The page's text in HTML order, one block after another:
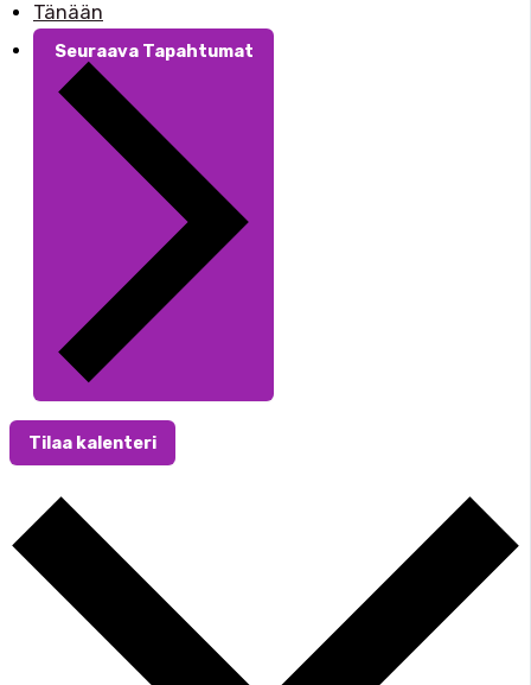
Tänään
Seuraava Tapahtumat
Tilaa kalenteri